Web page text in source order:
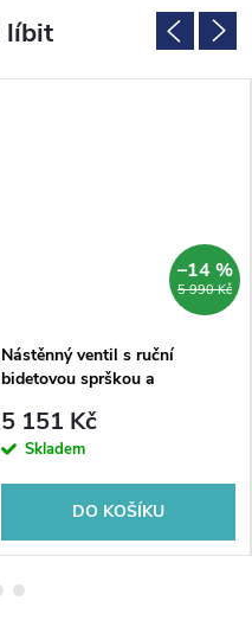
5 990 Kč
–14 %
Nástěnný ventil s ruční
bidetovou sprškou a
pojistkou,kulatý,černá mat
5 151 Kč
Skladem
DO KOŠÍKU